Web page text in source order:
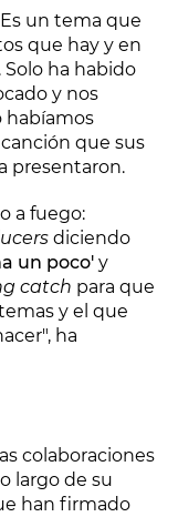
un tema que
que hay y en
ha habido
y nos
habíamos
que sus
presentaron.
a fuego:
diciendo
un poco' y
catch para que
y el que
ha
colaboraciones
largo de su
han firmado